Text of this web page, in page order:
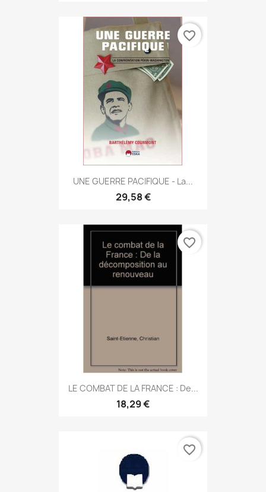
UNE GUERRE PACIFIQUE - La...
29,58 €
favorite_border
LE COMBAT DE LA FRANCE : De...
18,29 €
favorite_border
favorite_border